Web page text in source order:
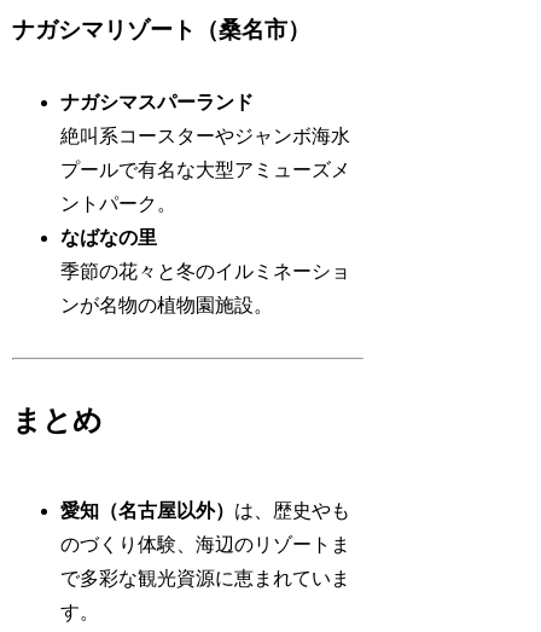
ナガシマリゾート（桑名市）
ナガシマスパーランド
絶叫系コースターやジャンボ海水
プールで有名な大型アミューズメ
ントパーク。
なばなの里
季節の花々と冬のイルミネーショ
ンが名物の植物園施設。
まとめ
愛知（名古屋以外） は、歴史やも
のづくり体験、海辺のリゾートま
で多彩な観光資源に恵まれていま
す。